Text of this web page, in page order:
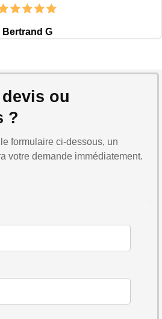
Bertrand G
ou
?
formulaire ci-dessous, un
votre demande immédiatement.